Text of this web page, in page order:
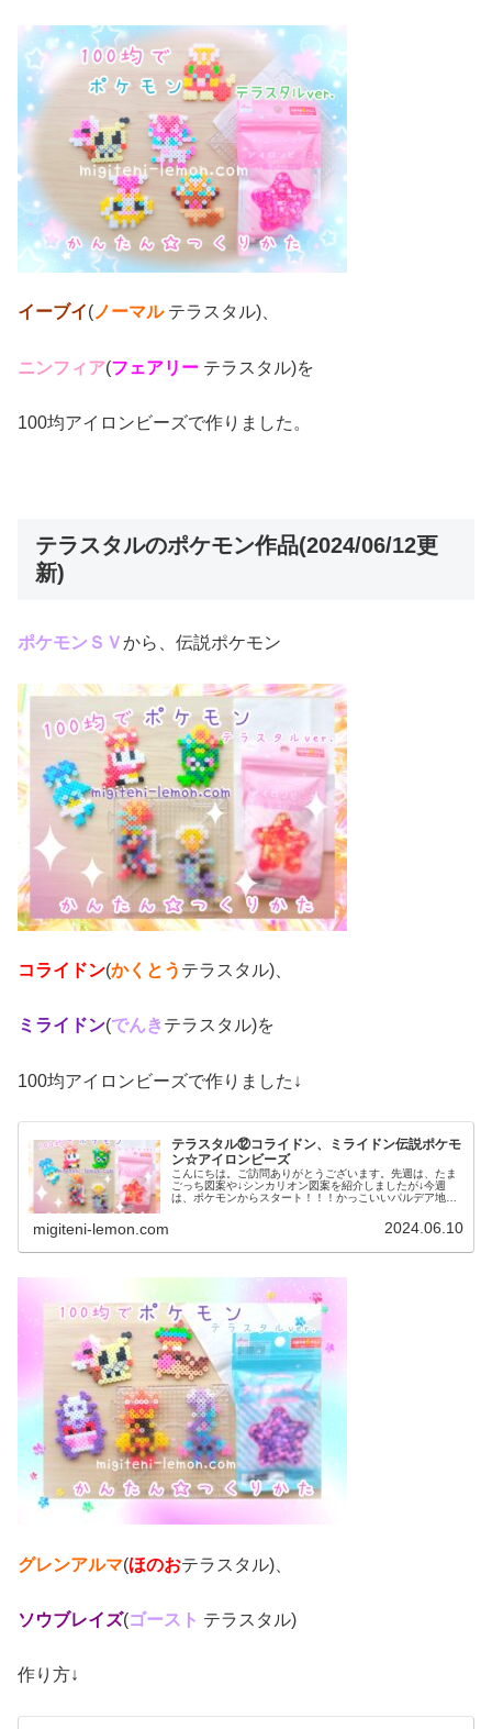
イーブイ(ノーマルテラスタル)、
ニンフィア(フェアリー テラスタル)を
100均アイロンビーズで作りました。
テラスタルのポケモン作品(2024/06/12更
新)
ポケモンＳＶから、伝説ポケモン
コライドン(かくとう テラスタル)、
ミライドン(でんき テラスタル)を
100均アイロンビーズで作りました↓
テラスタル⑫コライドン、ミライドン伝説ポケモ
ン☆アイロンビーズ
こんにちは。ご訪問ありがとうございます。先週は、たま
ごっち図案や↓シンカリオン図案を紹介しましたが↓今週
は、ポケモンからスタート！！！かっこいいパルデア地方
migiteni-lemon.com 2024.06.10
グレンアルマ(ほのおテラスタル)、
ソウブレイズ(ゴースト テラスタル)
作り方↓